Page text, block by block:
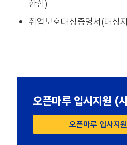
한함)
취업보호대상증명서(대상
오픈마루 입시지원 (
오픈마루 입사지